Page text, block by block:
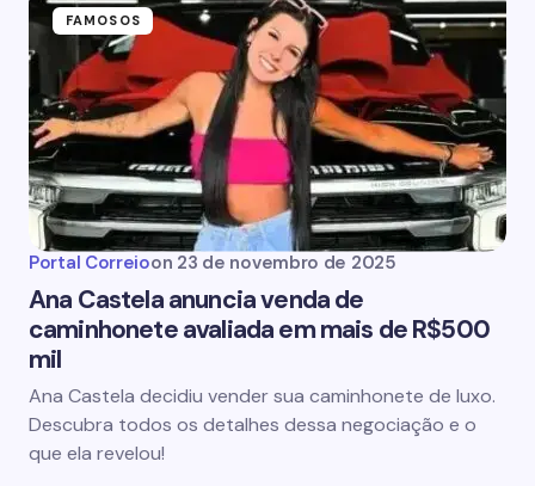
FAMOSOS
Portal Correioon 23 de novembro de 2025
Ana Castela anuncia venda de
caminhonete avaliada em mais de R$500
mil
Ana Castela decidiu vender sua caminhonete de luxo.
Descubra todos os detalhes dessa negociação e o
que ela revelou!